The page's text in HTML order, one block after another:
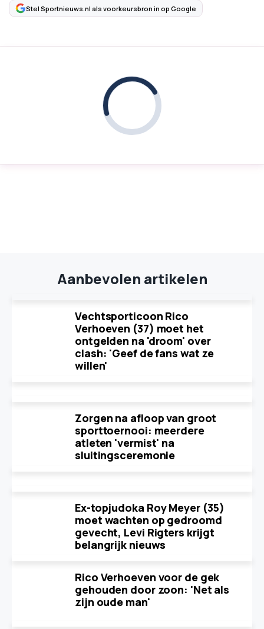
Stel Sportnieuws.nl als voorkeursbron in op Google
Aanbevolen artikelen
Vechtsporticoon Rico
Verhoeven (37) moet het
ontgelden na 'droom' over
clash: 'Geef de fans wat ze
willen'
Zorgen na afloop van groot
sporttoernooi: meerdere
atleten 'vermist' na
sluitingsceremonie
Ex-topjudoka Roy Meyer (35)
moet wachten op gedroomd
gevecht, Levi Rigters krijgt
belangrijk nieuws
Rico Verhoeven voor de gek
gehouden door zoon: 'Net als
zijn oude man'